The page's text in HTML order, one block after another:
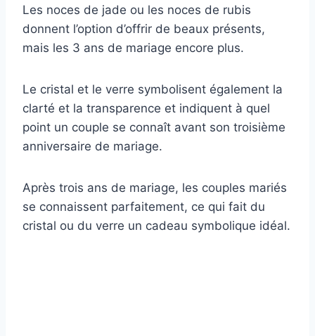
Les noces de jade ou les noces de rubis
donnent l’option d’offrir de beaux présents,
mais les 3 ans de mariage encore plus.
Le cristal et le verre symbolisent également la
clarté et la transparence et indiquent à quel
point un couple se connaît avant son troisième
anniversaire de mariage.
Après trois ans de mariage, les couples mariés
se connaissent parfaitement, ce qui fait du
cristal ou du verre un cadeau symbolique idéal.